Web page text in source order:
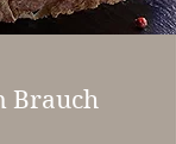
Brauch